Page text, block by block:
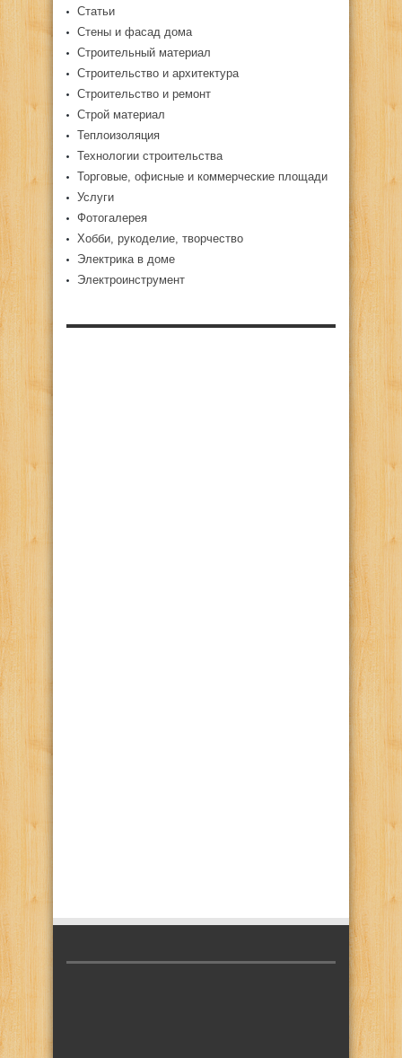
Статьи
Стены и фасад дома
Строительный материал
Строительство и архитектура
Строительство и ремонт
Строй материал
Теплоизоляция
Технологии строительства
Торговые, офисные и коммерческие площади
Услуги
Фотогалерея
Хобби, рукоделие, творчество
Электрика в доме
Электроинструмент